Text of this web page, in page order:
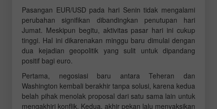
Pasangan EUR/USD pada hari Senin tidak mengalami
perubahan signifikan dibandingkan penutupan hari
Jumat. Meskipun begitu, aktivitas pasar hari ini cukup
tinggi. Hal ini dikarenakan minggu baru dimulai dengan
dua kejadian geopolitik yang sulit untuk dipandang
positif bagi euro.
Pertama, negosiasi baru antara Teheran dan
Washington kembali berakhir tanpa solusi, karena kedua
belah pihak menolak proposal dari satu sama lain untuk
mengakhiri konflik. Kedua, akhir pekan lalu menyaksikan